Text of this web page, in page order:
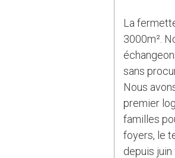
La
3000m².
sans
Nous
premier
familles
foyers, le
depuis juin